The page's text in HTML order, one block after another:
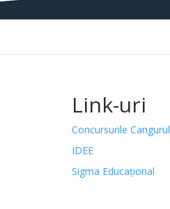
Link-uri
Concursurile Cangurul
IDEE
Sigma Educațional